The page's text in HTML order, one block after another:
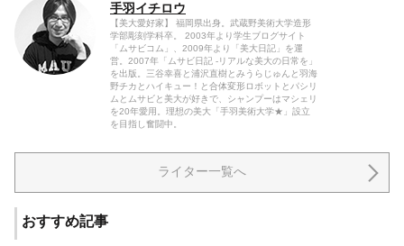
手羽イチロウ
【美大愛好家】 福岡県出身。武蔵野美術大学造形
学部彫刻学科卒。 2003年より学生ブログサイト
「ムサビコム」、2009年より「美大日記」を運
営。2007年「ムサビ日記 -リアルな美大の日常を」
を出版。三谷幸喜と浦沢直樹とみうらじゅんと羽海
野チカとハイキュー！と合体変形ロボットとパシリ
ムとムサビと美大が好きで、シャンプーはマシェリ
を20年愛用。理想の美大「手羽美術大学★」設立
を目指し奮闘中。
ライター一覧へ
おすすめ記事